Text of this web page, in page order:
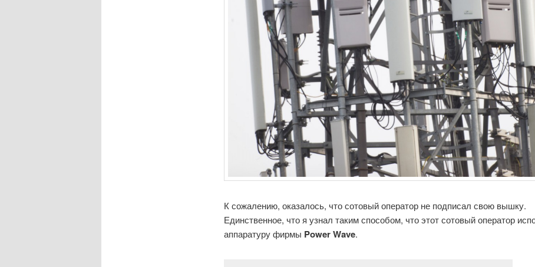
К сожалению, оказалось, что сотовый оператор не подписал свою вышку.
Единственное, что я узнал таким способом, что этот сотовый оператор
аппаратуру фирмы Power Wave.